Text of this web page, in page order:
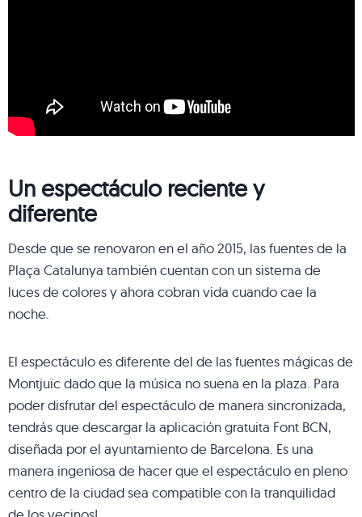
Un espectáculo reciente y
diferente
Desde que se renovaron en el año 2015, las fuentes de la
Plaça Catalunya también cuentan con un sistema de
luces de colores y ahora cobran vida cuando cae la
noche.
El espectáculo es diferente del de las fuentes mágicas de
Montjuïc dado que la música no suena en la plaza. Para
poder disfrutar del espectáculo de manera sincronizada,
tendrás que descargar la aplicación gratuita Font BCN,
diseñada por el ayuntamiento de Barcelona. Es una
manera ingeniosa de hacer que el espectáculo en pleno
centro de la ciudad sea compatible con la tranquilidad